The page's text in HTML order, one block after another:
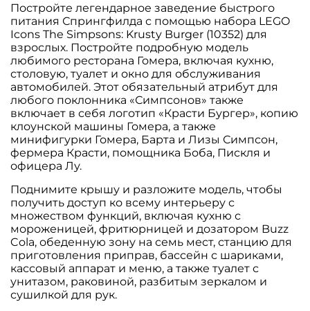
Постройте легендарное заведение быстрого
питания Спрингфилда с помощью набора LEGO
Icons The Simpsons: Krusty Burger (10352) для
взрослых. Постройте подробную модель
любимого ресторана Гомера, включая кухню,
столовую, туалет и окно для обслуживания
автомобилей. Этот обязательный атрибут для
любого поклонника «Симпсонов» также
включает в себя логотип «Красти Бургер», копию
клоунской машины Гомера, а также
минифигурки Гомера, Барта и Лизы Симпсон,
фермера Красти, помощника Боба, Пискля и
офицера Лу.
Поднимите крышу и разложите модель, чтобы
получить доступ ко всему интерьеру с
множеством функций, включая кухню с
мороженицей, фритюрницей и дозатором Buzz
Cola, обеденную зону на семь мест, станцию ​​для
приготовления приправ, бассейн с шариками,
кассовый аппарат и меню, а также туалет с
унитазом, раковиной, разбитым зеркалом и
сушилкой для рук.